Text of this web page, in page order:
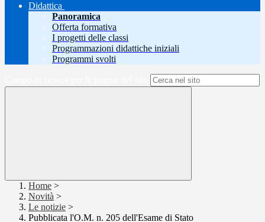
Didattica
Panoramica
Offerta formativa
I progetti delle classi
Programmazioni didattiche iniziali
Programmi svolti
Home >
Novità >
Le notizie >
Pubblicata l'O.M. n. 205 dell'Esame di Stato